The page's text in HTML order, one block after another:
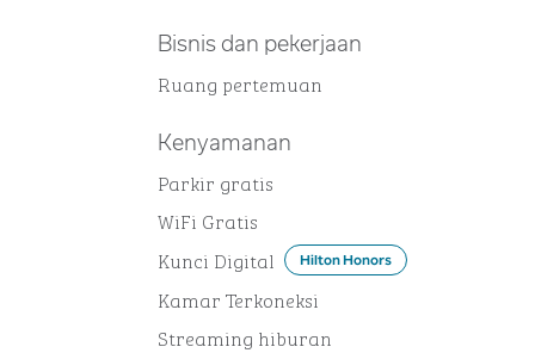
Bisnis dan pekerjaan
Ruang pertemuan
Kenyamanan
Parkir gratis
WiFi Gratis
Kunci Digital
Hilton Honors
Kamar Terkoneksi
Streaming hiburan